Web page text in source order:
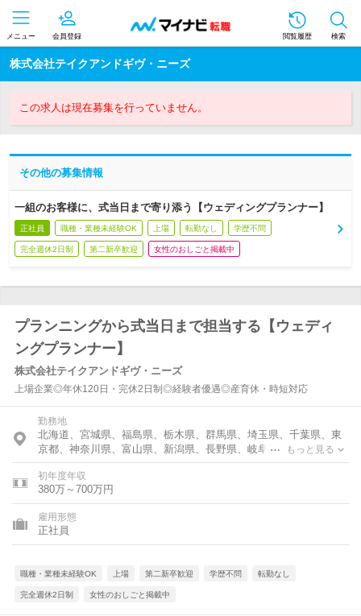
メニュー 会員登録 閲覧履歴 検索
株式会社テイクアンドギヴ・ニーズ
この求人は現在募集を行っていません。
その他の募集情報
一組のお客様に、式当日まで寄り添う【ウェディングプランナー】
正社員 職種・業種未経験OK 上場 転勤なし 学歴不問
完全週休2日制 第二新卒歓迎 女性のおしごと掲載中
プランニングから式当日まで担当する【ウェディ
ングプランナー】
株式会社テイクアンドギヴ・ニーズ
上場企業◎年休120日・完休2日制◎経験者優遇◎産育休・時短対応
勤務地
北海道、宮城県、福島県、栃木県、群馬県、埼玉県、千葉県、東
京都、神奈川県、富山県、新潟県、長野県、岐阜県、静岡県、愛
知県、滋賀県、京都府、大阪府、兵庫県、和歌山県、岡山県、広
島県、徳島県、香川県、愛媛県、福岡県、長崎県、熊本県、鹿児
島県
もっと見る
初年度年収
380万～700万円
雇用形態
正社員
職種・業種未経験OK 上場 第二新卒歓迎 学歴不問 転勤なし
完全週休2日制 女性のおしごと掲載中